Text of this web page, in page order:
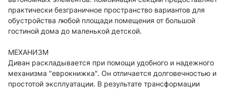
практически безграничное пространство вариантов для
обустройства любой площади помещения от большой
гостиной дома до маленькой детской.
МЕХАНИЗМ
Диван раскладывается при помощи удобного и надежного
механизма "еврокнижка". Он отличается долговечностью и
простотой эксплуатации. В результате трансформации